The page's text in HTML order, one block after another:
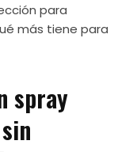
para
más tiene para
spray